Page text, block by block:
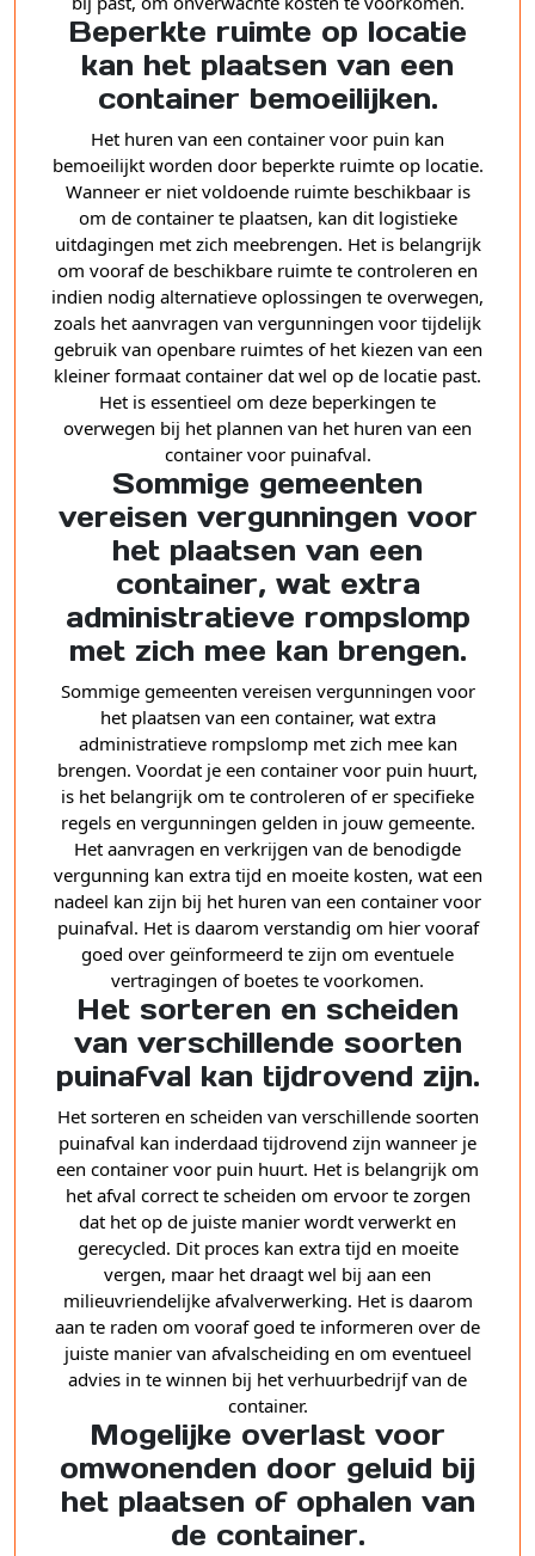
Beperkte ruimte op locatie
kan het plaatsen van een
container bemoeilijken.
Het huren van een container voor puin kan
bemoeilijkt worden door beperkte ruimte op locatie.
Wanneer er niet voldoende ruimte beschikbaar is
om de container te plaatsen, kan dit logistieke
uitdagingen met zich meebrengen. Het is belangrijk
om vooraf de beschikbare ruimte te controleren en
indien nodig alternatieve oplossingen te overwegen,
zoals het aanvragen van vergunningen voor tijdelijk
gebruik van openbare ruimtes of het kiezen van een
kleiner formaat container dat wel op de locatie past.
Het is essentieel om deze beperkingen te
overwegen bij het plannen van het huren van een
container voor puinafval.
Sommige gemeenten
vereisen vergunningen voor
het plaatsen van een
container, wat extra
administratieve rompslomp
met zich mee kan brengen.
Sommige gemeenten vereisen vergunningen voor
het plaatsen van een container, wat extra
administratieve rompslomp met zich mee kan
brengen. Voordat je een container voor puin huurt,
is het belangrijk om te controleren of er specifieke
regels en vergunningen gelden in jouw gemeente.
Het aanvragen en verkrijgen van de benodigde
vergunning kan extra tijd en moeite kosten, wat een
nadeel kan zijn bij het huren van een container voor
puinafval. Het is daarom verstandig om hier vooraf
goed over geïnformeerd te zijn om eventuele
vertragingen of boetes te voorkomen.
Het sorteren en scheiden
van verschillende soorten
puinafval kan tijdrovend zijn.
Het sorteren en scheiden van verschillende soorten
puinafval kan inderdaad tijdrovend zijn wanneer je
een container voor puin huurt. Het is belangrijk om
het afval correct te scheiden om ervoor te zorgen
dat het op de juiste manier wordt verwerkt en
gerecycled. Dit proces kan extra tijd en moeite
vergen, maar het draagt wel bij aan een
milieuvriendelijke afvalverwerking. Het is daarom
aan te raden om vooraf goed te informeren over de
juiste manier van afvalscheiding en om eventueel
advies in te winnen bij het verhuurbedrijf van de
container.
Mogelijke overlast voor
omwonenden door geluid bij
het plaatsen of ophalen van
de container.